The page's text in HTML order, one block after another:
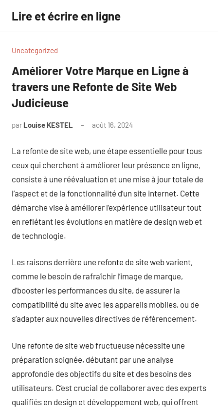
contenu
Lire et écrire en ligne
Uncategorized
Améliorer Votre Marque en Ligne à
travers une Refonte de Site Web
Judicieuse
par Louise KESTEL août 16, 2024
La refonte de site web, une étape essentielle pour tous
ceux qui cherchent à améliorer leur présence en ligne,
consiste à une réévaluation et une mise à jour totale de
l’aspect et de la fonctionnalité d’un site internet. Cette
démarche vise à améliorer l’expérience utilisateur tout
en reflétant les évolutions en matière de design web et
de technologie.
Les raisons derrière une refonte de site web varient,
comme le besoin de rafraîchir l’image de marque,
d’booster les performances du site, de assurer la
compatibilité du site avec les appareils mobiles, ou de
s’adapter aux nouvelles directives de référencement.
Une refonte de site web fructueuse nécessite une
préparation soignée, débutant par une analyse
approfondie des objectifs du site et des besoins des
utilisateurs. C’est crucial de collaborer avec des experts
qualifiés en design et développement web, qui offrent